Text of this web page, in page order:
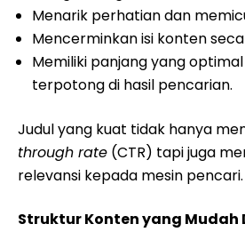
Menarik perhatian dan
Mencerminkan isi konten
Memiliki panjang yang
terpotong di hasil pencarian.
Judul yang kuat tidak hanya
through rate (CTR) tapi juga
relevansi kepada mesin pencari.
Struktur Konten yang Mudah